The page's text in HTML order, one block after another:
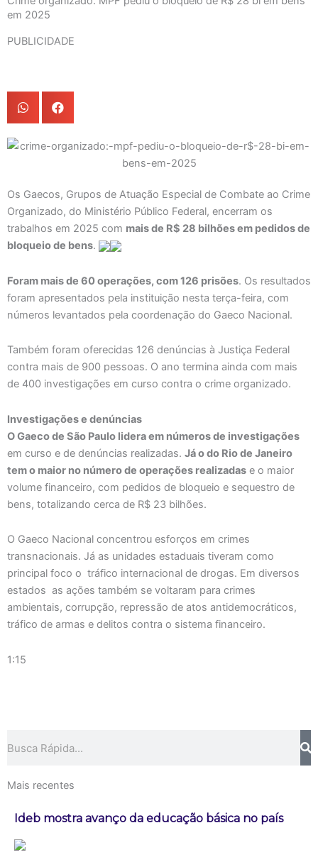
em 2025
PUBLICIDADE
Os Gaecos, Grupos de Atuação Especial de Combate ao Crime
Organizado, do Ministério Público Federal, encerram os
trabalhos em 2025 com mais de R$ 28 bilhões em pedidos de
bloqueio de bens.
Foram mais de 60 operações, com 126 prisões. Os resultados
foram apresentados pela instituição nesta terça-feira, com
números levantados pela coordenação do Gaeco Nacional.
Também foram oferecidas 126 denúncias à Justiça Federal
contra mais de 900 pessoas. O ano termina ainda com mais
de 400 investigações em curso contra o crime organizado.
Investigações e denúncias
O Gaeco de São Paulo lidera em números de investigações
em curso e de denúncias realizadas. Já o do Rio de Janeiro
tem o maior no número de operações realizadas e o maior
volume financeiro, com pedidos de bloqueio e sequestro de
bens, totalizando cerca de R$ 23 bilhões.
O Gaeco Nacional concentrou esforços em crimes
transnacionais. Já as unidades estaduais tiveram como
principal foco o tráfico internacional de drogas. Em diversos
estados as ações também se voltaram para crimes
ambientais, corrupção, repressão de atos antidemocráticos,
tráfico de armas e delitos contra o sistema financeiro.
1:15
Mais recentes
Ideb mostra avanço da educação básica no país